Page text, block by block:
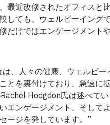
最近改修されたオフィスと
しても、ウェルビーイング
だけではエンゲージメント
は、人々の健康、ウェルビ
とを裏付けており、急速に
Rachel Hodgdon氏は述べて
エンゲージメント、そして
ージを発しています。”